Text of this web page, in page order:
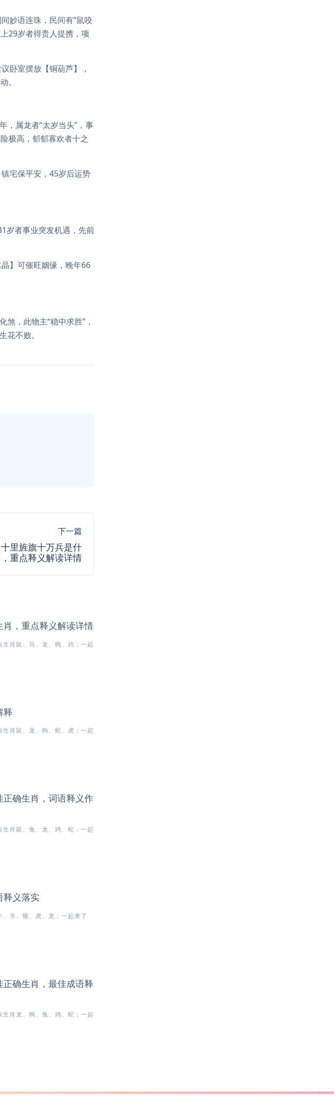
妙语连珠，民间有“鼠咬
29岁者得贵人提携，项
卧室摆放【铜葫芦】，
。
，属龙者“太岁当头”，事
极高，郁郁寡欢者十之
宅保平安，45岁后运势
岁者事业突发机遇，先前
】可催旺姻缘，晚年66
，此物主“稳中求胜”，
花不败。
下一篇
里旌旗十万兵是什
重点释义解读详情
，重点释义解读详情
肖鼠、马、龙、狗、鸡；一起
释
肖鼠、龙、狗、蛇、虎；一起
确生肖，词语释义作
肖鼠、兔、龙、鸡、蛇；一起
释义落实
羊、猴、虎、龙；一起来了
确生肖，最佳成语释
肖龙、狗、兔、鸡、蛇；一起